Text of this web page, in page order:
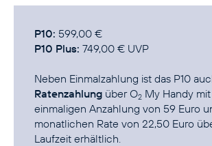
P10:
P10 Plus: 749,00 € UVP
Neben Einmalzahlung ist das P10
Ratenzahlung überO2 My Handy
einmaligen Anzahlung von 59 Euro
monatlichen Rate von 22,50 Euro
Laufzeit erhältlich.